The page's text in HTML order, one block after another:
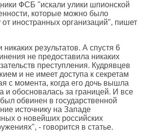
ФСБ "искали улики шпионской
которые можно было
от иностранных организаций", пишет
результатов. А спустя 6
не предоставила никаких
преступления. Кудрявцев
и не имеет доступа к секретам
с момента, когда его дочь вышла
и обосновалась за границей. И все
обвинен в государственной
источнику на Западе
о новейших российских
- говорится в статье.